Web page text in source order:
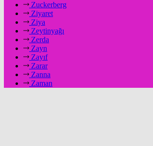
Zuckerberg
Ziyaret
Ziya
Zeytinyağı
Zerda
Zayn
Zayıf
Zarar
Zanna
Zaman